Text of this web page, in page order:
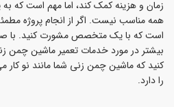
زمان و هزینه کمک کند، اما مهم است که به
همه مناسب نیست. اگر از انجام پروژه
است که با یک متخصص مشورت کنید. با
بیشتر در مورد خدمات تعمیر ماشین چمن
کنید که ماشین چمن زنی شما مانند نو
را دارد.